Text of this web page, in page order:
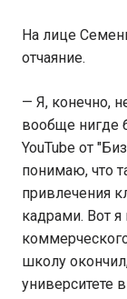
На лице
отчаяние.
— Я, конечно,
вообще нигде
YouTube от
понимаю, что
привлечения
кадрами. Вот я
школу
университете